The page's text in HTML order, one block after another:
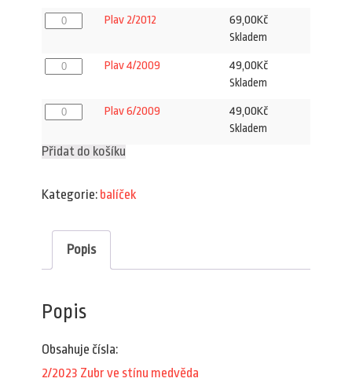
Plav
2/2012
Plav 2/2012 69,00Kč
Skladem
Plav
4/2009
Plav 4/2009 49,00Kč
Skladem
Plav
6/2009
Plav 6/2009 49,00Kč
Skladem
Přidat do košíku
Kategorie: balíček
Popis
Popis
Obsahuje čísla:
2/2023 Zubr ve stínu medvěda